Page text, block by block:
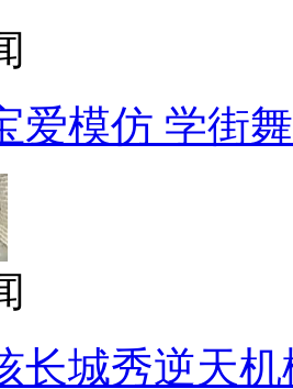
爱模仿 学街
长城秀逆天机